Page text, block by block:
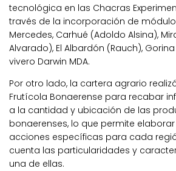
tecnológica en las Chacras
través de la incorporación de
Mercedes, Carhué (Adoldo Alsina),
Alvarado), El Albardón (Rauch),
vivero Darwin MDA.
Por otro lado, la cartera agrario
Frutícola Bonaerense para recabar
a la cantidad y ubicación de las
bonaerenses, lo que permite
acciones específicas para cada
cuenta las particularidades y
una de ellas.